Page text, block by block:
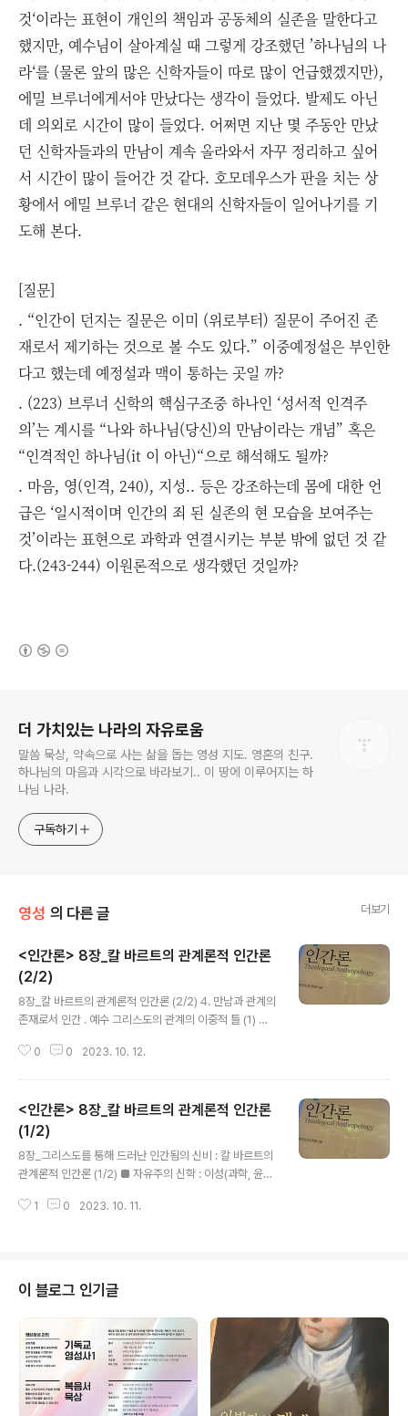
것‘이라는 표현이 개인의 책임과 공동체의 실존을 말한다고
했지만, 예수님이 살아계실 때 그렇게 강조했던 ’하나님의 나
라‘를 (물론 앞의 많은 신학자들이 따로 많이 언급했겠지만),
에밀 브루너에게서야 만났다는 생각이 들었다. 발제도 아닌
데 의외로 시간이 많이 들었다. 어쩌면 지난 몇 주동안 만났
던 신학자들과의 만남이 계속 올라와서 자꾸 정리하고 싶어
서 시간이 많이 들어간 것 같다. 호모데우스가 판을 치는 상
황에서 에밀 브루너 같은 현대의 신학자들이 일어나기를 기
도해 본다.
[질문]
. “인간이 던지는 질문은 이미 (위로부터) 질문이 주어진 존
재로서 제기하는 것으로 볼 수도 있다.” 이중예정설은 부인한
다고 했는데 예정설과 맥이 통하는 곳일 까?
. (223) 브루너 신학의 핵심구조중 하나인 ‘성서적 인격주
의’는 계시를 “나와 하나님(당신)의 만남이라는 개념” 혹은
“인격적인 하나님(it 이 아닌)“으로 해석해도 될까?
. 마음, 영(인격, 240), 지성.. 등은 강조하는데 몸에 대한 언
급은 ‘일시적이며 인간의 죄 된 실존의 현 모습을 보여주는
것’이라는 표현으로 과학과 연결시키는 부분 밖에 없던 것 같
다.(243-244) 이원론적으로 생각했던 것일까?
더 가치있는 나라의 자유로움
말씀 묵상, 약속으로 사는 삶을 돕는 영성 지도. 영혼의 친구.
하나님의 마음과 시각으로 바라보기.. 이 땅에 이루어지는 하
나님 나라.
구독하기
영성 의 다른 글 더보기
<인간론> 8장_칼 바르트의 관계론적 인간론
(2/2)
8장_칼 바르트의 관계론적 인간론 (2/2) 4. 만남과 관계의
존재로서 인간 . 예수 그리스도의 관계의 이중적 틀 (1) 하
간이 됨은 하나님과 함께 있음을 뜻함” → 하나님 없는 인
한 인간 : 철저히 타자를 향하고, 타자와 함께하며, 타자를
섬긴 인간 . 자아가 전적으로 타자와 관계 속에서 온 것임 .
예수께서는 낯선 인간 존재에게 자신을 개방하시고 인류가
자신을 규정하게 하심 ∴ 타인의 ‘동료 인간’으로 존재 : 동
반자, 동지, 친구, 동료, 도우미로서의 관계 (인간성) → 하
나님의 형상인 그리스도가 관계적 존재이므로 ..
0 0 2023. 10. 12.
<인간론> 8장_칼 바르트의 관계론적 인간론
(1/2)
8장_그리스도를 통해 드러난 인간됨의 신비 : 칼 바르트의
관계론적 인간론 (1/2) ■ 자유주의 신학 : 이성(과학, 윤리
몽주의, 경건주의, 낭만주의 바탕의 신학 . 정통 신학(only
(인간의 야만성) ■ 신정통주의 . 칼 바르트, 루돌프 불트만,
에밀 브루너, 폴 틸리히, 니버 형제 (라인홀드 니버 1892-
1971) . 하나님의 계시 강조 ■ 칼 바르트 (Karl Barth) . 1
886년 스위스 바젤 출생 (1968년 82세, 바젤 사망) . 독
일의 베를린..
1 0 2023. 10. 11.
이 블로그 인기글